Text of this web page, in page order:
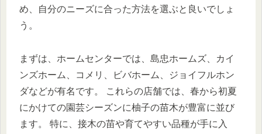
め、自分のニーズに合った方法を選ぶと良いでしょ
う。
まずは、ホームセンターでは、島忠ホームズ、カイ
ンズホーム、コメリ、ビバホーム、ジョイフルホン
ダなどが有名です。 これらの店舗では、春から初夏
にかけての園芸シーズンに柚子の苗木が豊富に並び
ます。 特に、接木の苗や育てやすい品種が手に入